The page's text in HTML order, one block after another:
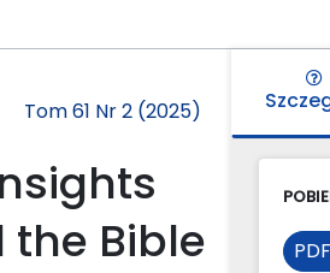
Tom 61 Nr 2 (2025)
Bible